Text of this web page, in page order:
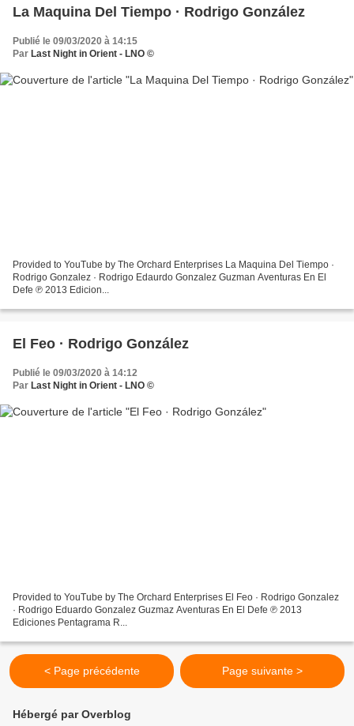
La Maquina Del Tiempo · Rodrigo González
Publié le 09/03/2020 à 14:15
Par Last Night in Orient - LNO ©
Provided to YouTube by The Orchard Enterprises La Maquina Del Tiempo ·
Rodrigo Gonzalez · Rodrigo Edaurdo Gonzalez Guzman Aventuras En El
Defe ℗ 2013 Edicion...
El Feo · Rodrigo González
Publié le 09/03/2020 à 14:12
Par Last Night in Orient - LNO ©
Provided to YouTube by The Orchard Enterprises El Feo · Rodrigo Gonzalez
· Rodrigo Eduardo Gonzalez Guzmaz Aventuras En El Defe ℗ 2013
Ediciones Pentagrama R...
< Page précédente Page suivante >
Hébergé par Overblog